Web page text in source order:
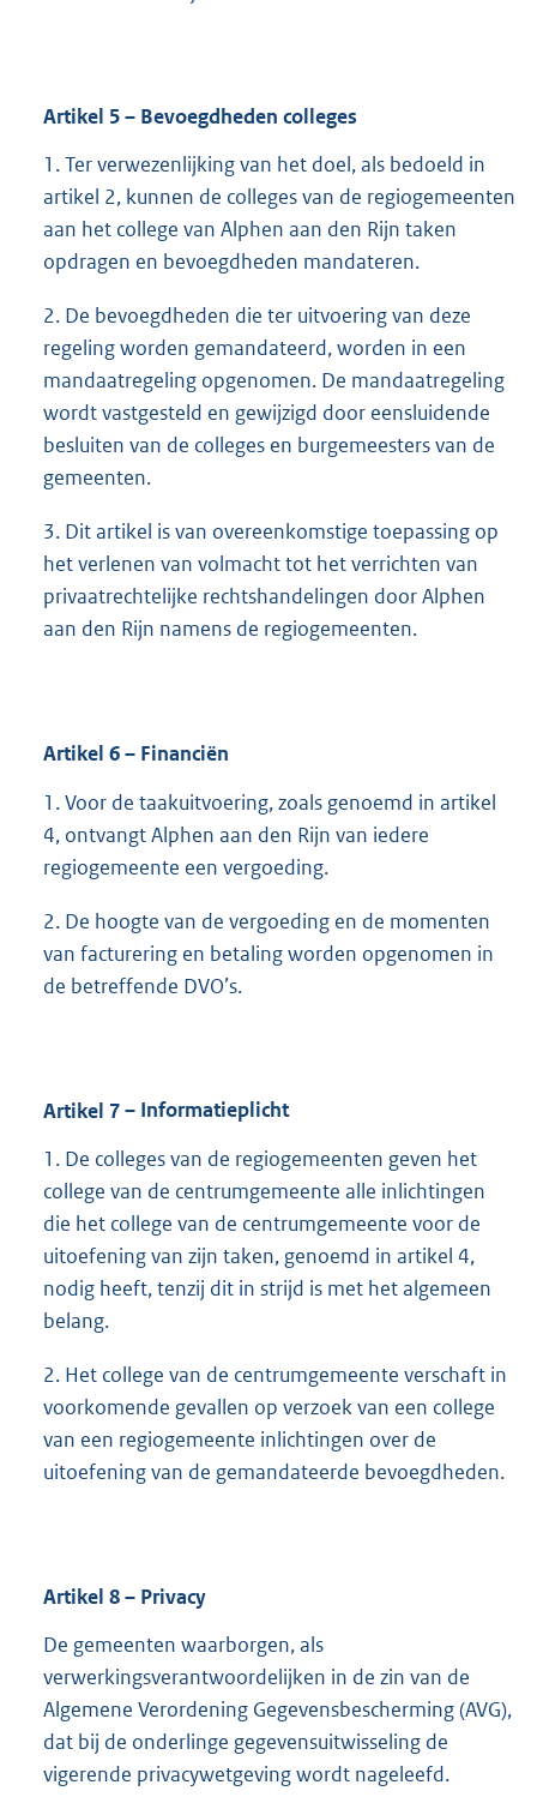
Artikel 5– Bevoegdheden colleges
1. Ter verwezenlijking van het doel, als bedoeld in
artikel 2, kunnen de colleges van de regiogemeenten
aan het college van Alphen aan den Rijn taken
opdragen en bevoegdheden mandateren.
2. De bevoegdheden die ter uitvoering van deze
regeling worden gemandateerd, worden in een
mandaatregeling opgenomen. De mandaatregeling
wordt vastgesteld en gewijzigd door eensluidende
besluiten van de colleges en burgemeesters van de
gemeenten.
3. Dit artikel is van overeenkomstige toepassing op
het verlenen van volmacht tot het verrichten van
privaatrechtelijke rechtshandelingen door Alphen
aan den Rijn namens de regiogemeenten.
Artikel 6– Financiën
1. Voor de taakuitvoering, zoals genoemd in artikel
4, ontvangt Alphen aan den Rijn van iedere
regiogemeente een vergoeding.
2. De hoogte van de vergoeding en de momenten
van facturering en betaling worden opgenomen in
de betreffende DVO’s.
Artikel 7– Informatieplicht
1. De colleges van de regiogemeenten geven het
college van de centrumgemeente alle inlichtingen
die het college van de centrumgemeente voor de
uitoefening van zijn taken, genoemd in artikel 4,
nodig heeft, tenzij dit in strijd is met het algemeen
belang.
2. Het college van de centrumgemeente verschaft in
voorkomende gevallen op verzoek van een college
van een regiogemeente inlichtingen over de
uitoefening van de gemandateerde bevoegdheden.
Artikel 8– Privacy
De gemeenten waarborgen, als
verwerkingsverantwoordelijken in de zin van de
Algemene Verordening Gegevensbescherming (AVG),
dat bij de onderlinge gegevensuitwisseling de
vigerende privacywetgeving wordt nageleefd.